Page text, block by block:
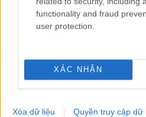
functionality and fraud
user protection.
XÁC NHẬN
Xóa dữ liệu Quyền truy cập dữ
Cách chơi 21 Blitz